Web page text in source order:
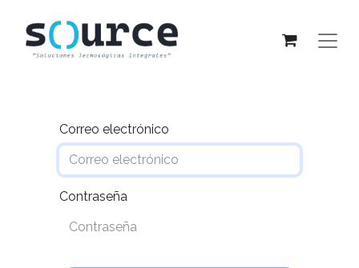
Correo electrónico
Contraseña